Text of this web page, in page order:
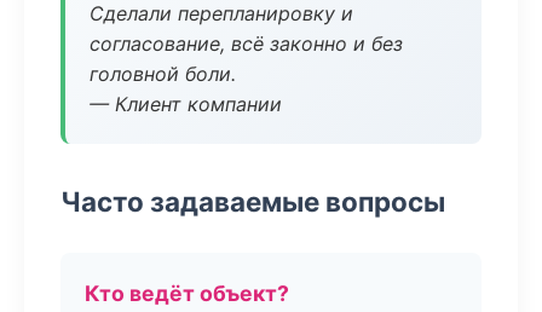
Сделали перепланировку и
согласование, всё законно и без
головной боли.
— Клиент компании
Часто задаваемые вопросы
Кто ведёт объект?